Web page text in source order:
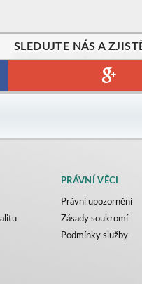
SLEDUJTE NÁS A
PRÁVNÍ VĚCI
Právní upozornění
Zásady soukromí
Podmínky služby